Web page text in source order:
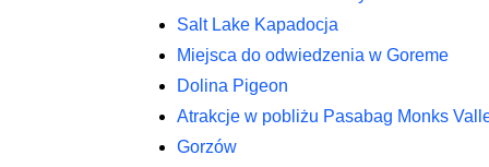
Salt Lake Kapadocja
Miejsca do odwiedzenia w Goreme
Dolina Pigeon
Atrakcje w pobliżu Pasabag Monks
Gorzów